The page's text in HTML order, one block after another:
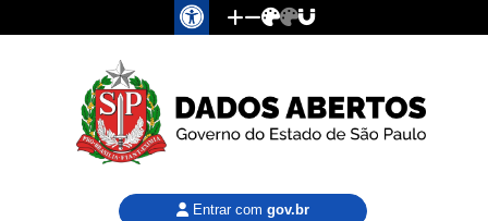
Pular para o conteúdo principal
Entrar com gov.br